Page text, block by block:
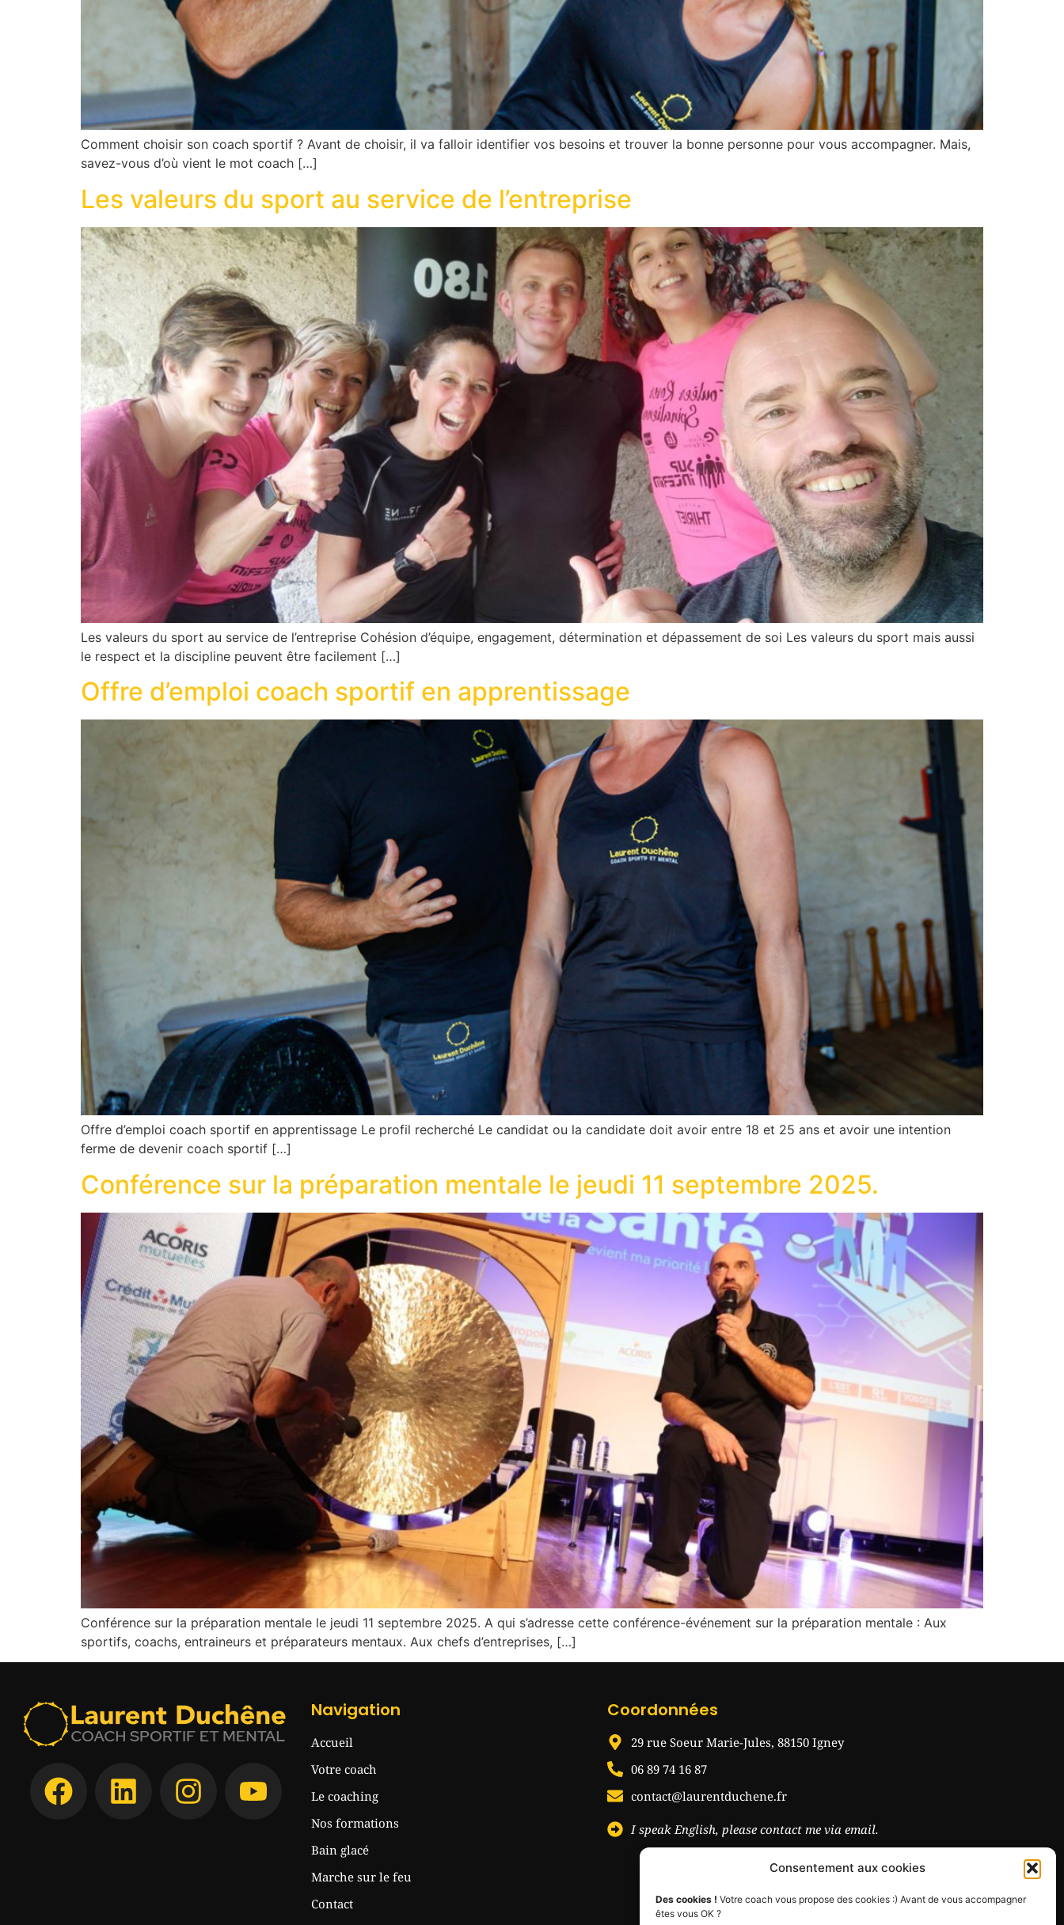
Consentement aux cookies
Des cookies ! Votre coach vous propose des cookies :) Avant de vous accompagner
êtes vous OK ?
Comment choisir son coach sportif ? Avant de choisir, il va falloir identifier vos besoins et trouver la bonne personne pour vous accompagner. Mais,
savez-vous d’où vient le mot coach […]
Les valeurs du sport au service de l’entreprise
Les valeurs du sport au service de l’entreprise Cohésion d’équipe, engagement, détermination et dépassement de soi Les valeurs du sport mais aussi
le respect et la discipline peuvent être facilement […]
Offre d’emploi coach sportif en apprentissage
Offre d’emploi coach sportif en apprentissage Le profil recherché Le candidat ou la candidate doit avoir entre 18 et 25 ans et avoir une intention
ferme de devenir coach sportif […]
Conférence sur la préparation mentale le jeudi 11 septembre 2025.
Conférence sur la préparation mentale le jeudi 11 septembre 2025. A qui s’adresse cette conférence-événement sur la préparation mentale : Aux
sportifs, coachs, entraineurs et préparateurs mentaux. Aux chefs d’entreprises, […]
Navigation
Accueil
Votre coach
Le coaching
Nos formations
Bain glacé
Marche sur le feu
Contact
Coordonnées
29 rue Soeur Marie-Jules, 88150 Igney
06 89 74 16 87
contact@laurentduchene.fr
I speak English, please contact me via email.